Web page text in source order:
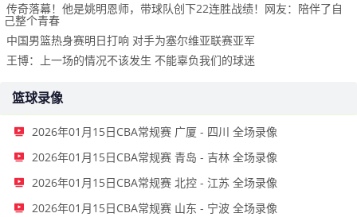
传奇落幕！他是姚明恩师，带球队创下22连胜战绩！网友：陪伴了自
己整个青春
中国男篮热身赛明日打响 对手为塞尔维亚联赛亚军
王博：上一场的情况不该发生 不能辜负我们的球迷
篮球录像
2026年01月15日CBA常规赛 广厦 - 四川 全场录像
2026年01月15日CBA常规赛 青岛 - 吉林 全场录像
2026年01月15日CBA常规赛 北控 - 江苏 全场录像
2026年01月15日CBA常规赛 山东 - 宁波 全场录像